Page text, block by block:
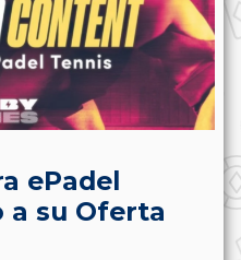
ePadel
a su Oferta